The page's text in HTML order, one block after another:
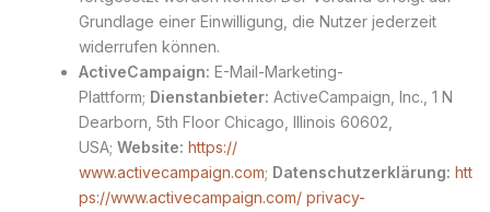
Grundlage einer Einwilligung, die Nutzer jederzeit
widerrufen können.
ActiveCampaign: E-Mail-Marketing-
Plattform; Dienstanbieter: ActiveCampaign, Inc., 1 N
Dearborn, 5th Floor Chicago, Illinois 60602,
USA; Website: https://
www.activecampaign.com; Datenschutzerklärung: htt
ps://www.activecampaign.com/ privacy-